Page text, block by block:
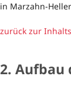
in Marzahn-
zurück zur
2.